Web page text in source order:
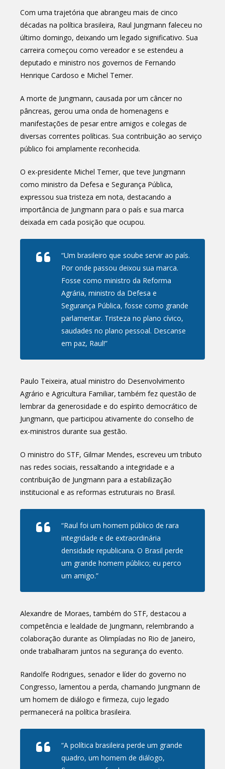
Com uma trajetória que abrangeu mais de cinco
décadas na política brasileira, Raul Jungmann faleceu no
último domingo, deixando um legado significativo. Sua
carreira começou como vereador e se estendeu a
deputado e ministro nos governos de Fernando
Henrique Cardoso e Michel Temer.
A morte de Jungmann, causada por um câncer no
pâncreas, gerou uma onda de homenagens e
manifestações de pesar entre amigos e colegas de
diversas correntes políticas. Sua contribuição ao serviço
público foi amplamente reconhecida.
O ex-presidente Michel Temer, que teve Jungmann
como ministro da Defesa e Segurança Pública,
expressou sua tristeza em nota, destacando a
importância de Jungmann para o país e sua marca
deixada em cada posição que ocupou.
“Um brasileiro que soube servir ao país.
Por onde passou deixou sua marca.
Fosse como ministro da Reforma
Agrária, ministro da Defesa e
Segurança Pública, fosse como grande
parlamentar. Tristeza no plano cívico,
saudades no plano pessoal. Descanse
em paz, Raul!”
Paulo Teixeira, atual ministro do Desenvolvimento
Agrário e Agricultura Familiar, também fez questão de
lembrar da generosidade e do espírito democrático de
Jungmann, que participou ativamente do conselho de
ex-ministros durante sua gestão.
O ministro do STF, Gilmar Mendes, escreveu um tributo
nas redes sociais, ressaltando a integridade e a
contribuição de Jungmann para a estabilização
institucional e as reformas estruturais no Brasil.
“Raul foi um homem público de rara
integridade e de extraordinária
densidade republicana. O Brasil perde
um grande homem público; eu perco
um amigo.”
Alexandre de Moraes, também do STF, destacou a
competência e lealdade de Jungmann, relembrando a
colaboração durante as Olimpíadas no Rio de Janeiro,
onde trabalharam juntos na segurança do evento.
Randolfe Rodrigues, senador e líder do governo no
Congresso, lamentou a perda, chamando Jungmann de
um homem de diálogo e firmeza, cujo legado
permanecerá na política brasileira.
“A política brasileira perde um grande
quadro, um homem de diálogo,